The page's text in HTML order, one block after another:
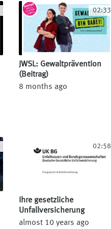
02:33
JWSL: Gewaltprävention
(Beitrag)
8 months ago
02:58
Ihre gesetzliche
Unfallversicherung
almost 10 years ago